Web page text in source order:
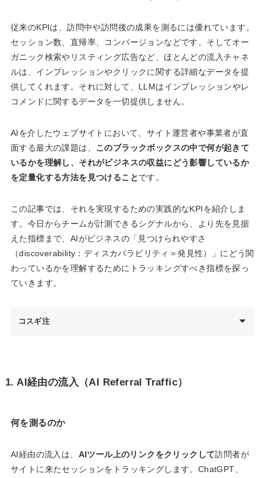
従来のKPIは、訪問中や訪問後の成果を測るには優れています。
セッション数、直帰率、コンバージョンなどです。そしてオー
ガニック検索やリスティング広告など、ほとんどの流入チャネ
ルは、インプレッションやクリックに関する詳細なデータを提
供してくれます。それに対して、LLMはインプレッションやレ
コメンドに関するデータを一切提供しません。
AIを介したウェブサイトにおいて、サイト運営者や事業者が直
面する最大の課題は、 このブラックボックスの中で何が起きて
いるかを理解し、それがビジネスの収益にどう影響しているか
を定量化する方法を見つけることです。
この記事では、それを実現するための実践的なKPIを紹介しま
す。今日からチームが計測できるシグナルから、より先を見据
えた指標まで、AIがビジネスの「見つけられやすさ
（discoverability：ディスカバラビリティ＝発見性）」にどう関
わっているかを理解するためにトラッキングすべき指標を探っ
ていきます。
コスギ注
1. AI経由の流入（AI Referral Traffic）
何を測るのか
AI経由の流入は、 AIツール上のリンクをクリックして訪問者が
サイトに来たセッションをトラッキングします。ChatGPT、